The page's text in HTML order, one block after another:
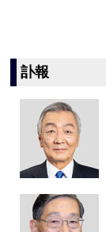
訃報